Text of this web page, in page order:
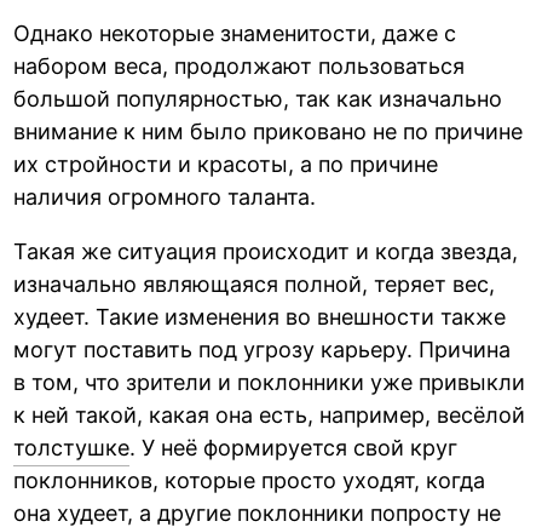
Однако некоторые знаменитости, даже с
набором веса, продолжают пользоваться
большой популярностью, так как изначально
внимание к ним было приковано не по причине
их стройности и красоты, а по причине
наличия огромного таланта.
Такая же ситуация происходит и когда звезда,
изначально являющаяся полной, теряет вес,
худеет. Такие изменения во внешности также
могут поставить под угрозу карьеру. Причина
в том, что зрители и поклонники уже привыкли
к ней такой, какая она есть, например, весёлой
толстушке. У неё формируется свой круг
поклонников, которые просто уходят, когда
она худеет, а другие поклонники попросту не